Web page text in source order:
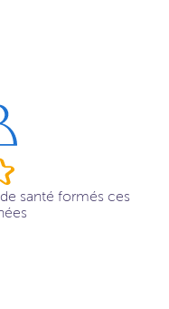
santé formés ces